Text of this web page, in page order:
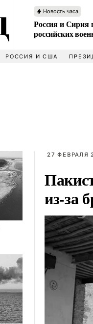
Новость часа
Россия и Сирия
российских
РОССИЯ И США
27 ФЕВРАЛЯ
из-за